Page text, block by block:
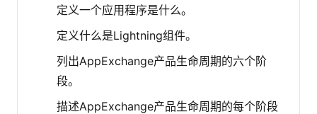
定义一个应用程序是什么。
定义什么是Lightning组件。
列出AppExchange产品生命周期的六个阶
段。
描述AppExchange产品生命周期的每个阶段